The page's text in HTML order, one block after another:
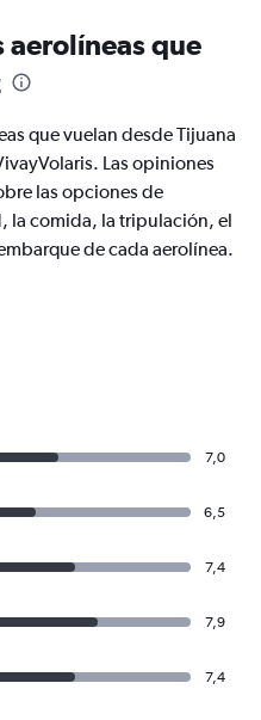
aerolíneas que
que vuelan desde Tijuana
Las opiniones
las opciones de
la comida, la tripulación, el
de cada aerolínea.
7,0
6,5
7,4
7,9
7,4